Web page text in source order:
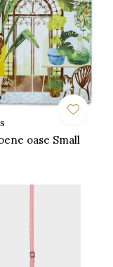
oase Small